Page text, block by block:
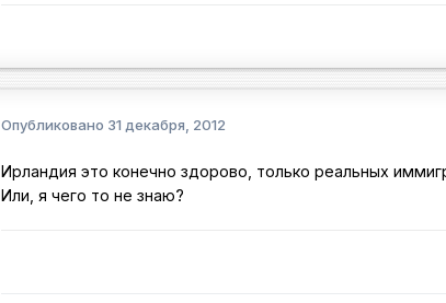
Опубликовано 31 декабря, 2012
Ирландия это конечно здорово, только реальных
Или, я чего то не знаю?